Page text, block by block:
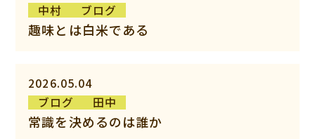
趣味とは白米である
中村
ブログ
常識を決めるのは誰か
2026.05.04
ブログ
田中